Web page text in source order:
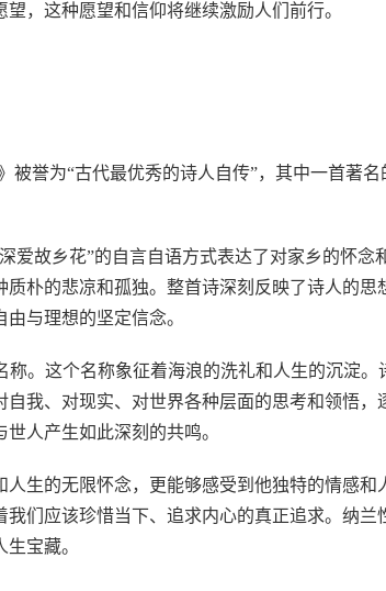
，这种愿望和信仰将继续激励人们前行。
被誉为“古代最优秀的诗人自传”，其中一首著名
爱故乡花”的自言自语方式表达了对家乡的怀念
朴的悲凉和孤独。整首诗深刻反映了诗人的思
与理想的坚定信念。
称。这个名称象征着海浪的洗礼和人生的沉淀。
我、对现实、对世界各种层面的思考和领悟，
人产生如此深刻的共鸣。
生的无限怀念，更能够感受到他独特的情感和
们应该珍惜当下、追求内心的真正追求。纳兰
宝藏。